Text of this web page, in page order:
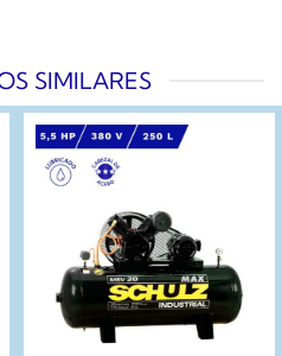
SIMILARES